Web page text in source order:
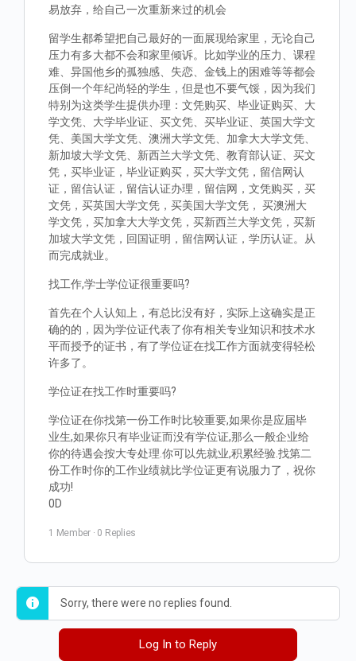
易放弃，给自己一次重新来过的机会
留学生都希望把自己最好的一面展现给家里，无论自己
压力有多大都不会和家里倾诉。比如学业的压力、课程
难、异国他乡的孤独感、失恋、金钱上的困难等等都会
压倒一个年纪尚轻的学生，但是也不要气馁，因为我们
特别为这类学生提供办理：文凭购买、毕业证购买、大
学文凭、大学毕业证、买文凭、买毕业证、英国大学文
凭、美国大学文凭、澳洲大学文凭、加拿大大学文凭、
新加坡大学文凭、新西兰大学文凭、教育部认证、买文
凭，买毕业证，毕业证购买，买大学文凭，留信网认
证，留信认证，留信认证办理，留信网，文凭购买，买
文凭，买英国大学文凭，买美国大学文凭， 买澳洲大
学文凭，买加拿大大学文凭，买新西兰大学文凭，买新
加坡大学文凭，回国证明，留信网认证，学历认证。从
而完成就业。
找工作,学士学位证很重要吗?
首先在个人认知上，有总比没有好，实际上这确实是正
确的的，因为学位证代表了你有相关专业知识和技术水
平而授予的证书，有了学位证在找工作方面就变得轻松
许多了。
学位证在找工作时重要吗?
学位证在你找第一份工作时比较重要,如果你是应届毕
业生,如果你只有毕业证而没有学位证,那么一般企业给
你的待遇会按大专处理.你可以先就业,积累经验.找第二
份工作时你的工作业绩就比学位证更有说服力了，祝你
成功!
0D
1 Member · 0 Replies
Sorry, there were no replies found.
Log In to Reply